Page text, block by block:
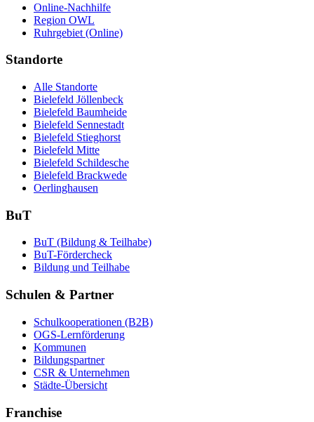
Online-Nachhilfe
Region OWL
Ruhrgebiet (Online)
Standorte
Alle Standorte
Bielefeld Jöllenbeck
Bielefeld Baumheide
Bielefeld Sennestadt
Bielefeld Stieghorst
Bielefeld Mitte
Bielefeld Schildesche
Bielefeld Brackwede
Oerlinghausen
BuT
BuT (Bildung & Teilhabe)
BuT-Fördercheck
Bildung und Teilhabe
Schulen & Partner
Schulkooperationen (B2B)
OGS-Lernförderung
Kommunen
Bildungspartner
CSR & Unternehmen
Städte-Übersicht
Franchise